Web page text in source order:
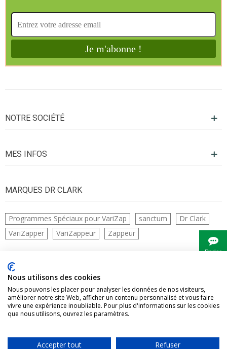
NOTRE SOCIÉTÉ
MES INFOS
MARQUES DR CLARK
Programmes Spéciaux pour VariZap sanctum
Dr Clark
VariZapper
VariZappeur Zappeur
CONTACTS
Parler
Vivre Naturellement tous droits réservés
Nous utilisons des cookies
Nous pouvons les placer pour analyser les données de nos visiteurs,
améliorer notre site Web, afficher un contenu personnalisé et vous faire
vivre une expérience inoubliable. Pour plus d'informations sur les cookies
que nous utilisons, ouvrez les paramètres.
Accepter tout Refuser